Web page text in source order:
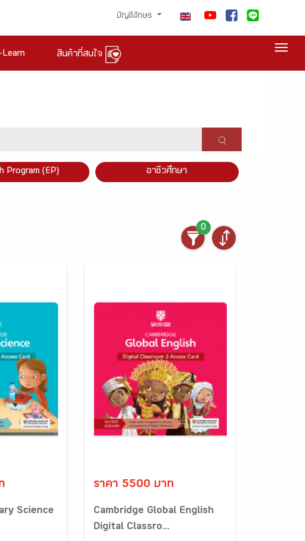
บัญชีอักษร
Learn สินค้าที่สนใจ
Program (EP) อาชีวศึกษา
0
Science
ราคา 5500 บาท
Cambridge Global English
Digital Classro...